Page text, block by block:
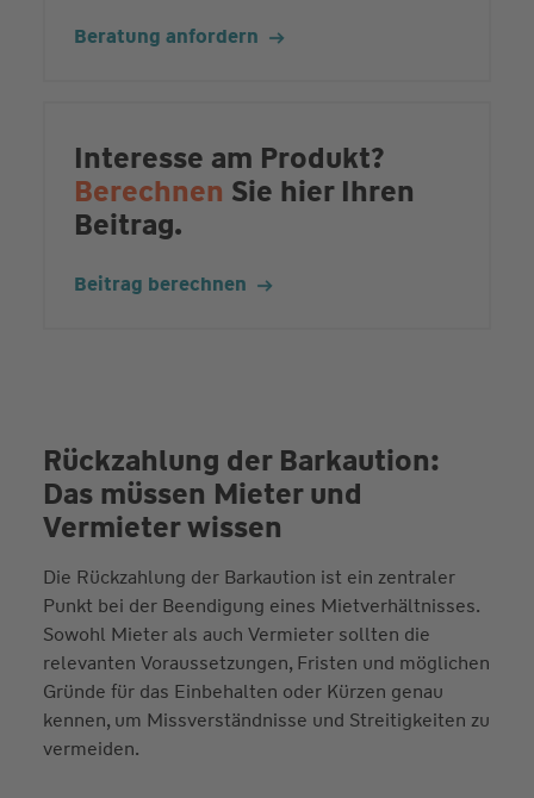
Beratung anfordern
Interesse am Produkt?
Berechnen Sie hier Ihren
Beitrag.
Beitrag berechnen
Rückzahlung der Barkaution:
Das müssen Mieter und
Vermieter wissen
Die Rückzahlung der Barkaution ist ein zentraler
Punkt bei der Beendigung eines Mietverhältnisses.
Sowohl Mieter als auch Vermieter sollten die
relevanten Voraussetzungen, Fristen und möglichen
Gründe für das Einbehalten oder Kürzen genau
kennen, um Missverständnisse und Streitigkeiten zu
vermeiden.